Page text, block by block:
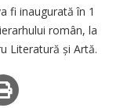
fi inaugurată în 1
român, la
Literatură și Artă.